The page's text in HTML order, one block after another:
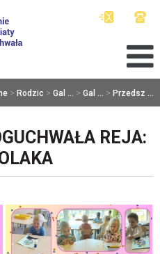
> Rodzic > Gal ... > Gal ... > Przedsz ...
REJA: